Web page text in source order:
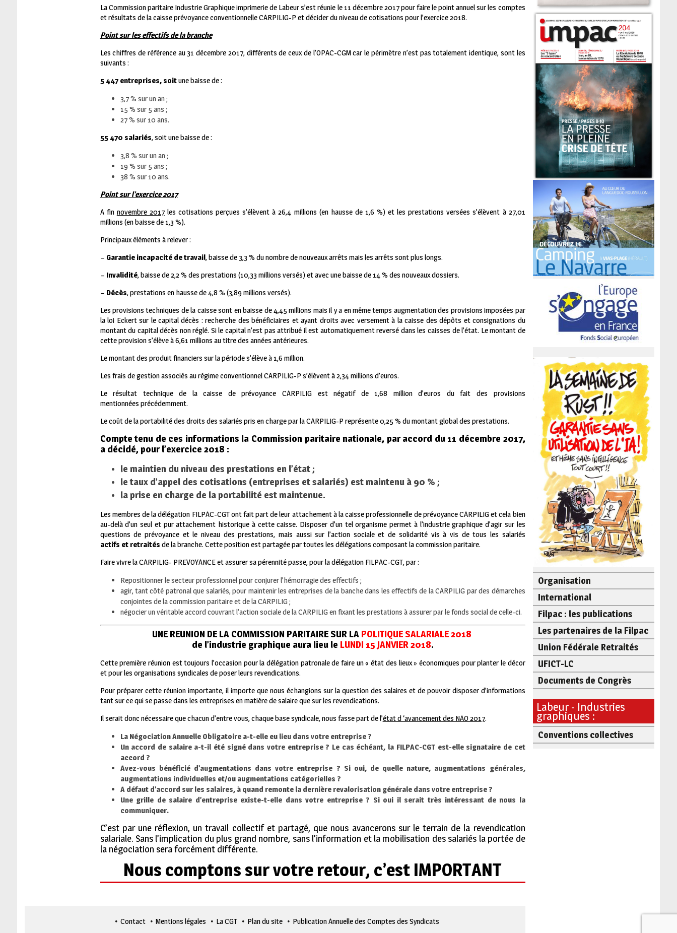
La Commission paritaire Industrie Graphique imprimerie de Labeur s’est réunie le 11 décembre 2017 pour faire le point annuel sur les comptes
et résultats de la caisse prévoyance conventionnelle CARPILIG-P et décider du niveau de cotisations pour l’exercice 2018.
Point sur les effectifs de la branche
Les chiffres de référence au 31 décembre 2017, différents de ceux de l’OPAC-CGM car le périmètre n’est pas totalement identique, sont les
suivants :
5 447 entreprises, soitune baisse de :
3,7 % sur un an ;
15 % sur 5 ans ;
27 % sur 10 ans.
55 470 salariés, soit une baisse de :
3,8 % sur un an ;
19 % sur 5 ans ;
38 % sur 10 ans.
Point sur l’exercice 2017
A fin novembre 2017les cotisations perçues s’élèvent à 26,4 millions (en hausse de 1,6 %) et les prestations versées s’élèvent à 27,01
millions (en baisse de 1,3 %).
Principaux éléments à relever :
– Garantie incapacité de travail, baisse de 3,3 % du nombre de nouveaux arrêts mais les arrêts sont plus longs.
– Invalidité, baisse de 2,2 % des prestations (10,33 millions versés) et avec une baisse de 14 % des nouveaux dossiers.
– Décès, prestations en hausse de 4,8 % (3,89 millions versés).
Les provisions techniques de la caisse sont en baisse de 4,45 millions mais il y a en même temps augmentation des provisions imposées par
la loi Eckert sur le capital décès : recherche des bénéficiaires et ayant droits avec versement à la caisse des dépôts et consignations du
montant du capital décès non réglé. Si le capital n’est pas attribué il est automatiquement reversé dans les caisses de l’état. Le montant de
cette provision s’élève à 6,61 millions au titre des années antérieures.
Le montant des produit financiers sur la période s’élève à 1,6 million.
Les frais de gestion associés au régime conventionnel CARPILIG-P s’élèvent à 2,34 millions d’euros.
Le résultat technique de la caisse de prévoyance CARPILIG est négatif de 1,68 million d’euros du fait des provisions
mentionnées précédemment.
Le coût de la portabilité des droits des salariés pris en charge par la CARPILIG-P représente 0,25 % du montant global des prestations.
Compte tenu de ces informations la Commission paritaire nationale, par accord du 11 décembre 2017,
a décidé, pour l’exercice 2018 :
le maintien du niveau des prestations en l’état ;
le taux d’appel des cotisations (entreprises et salariés) est maintenu à 90 % ;
la prise en charge de la portabilité est maintenue.
Les membres de la délégation FILPAC-CGT ont fait part de leur attachement à la caisse professionnelle de prévoyance CARPILIG et cela bien
au-delà d’un seul et pur attachement historique à cette caisse. Disposer d’un tel organisme permet à l’industrie graphique d’agir sur les
questions de prévoyance et le niveau des prestations, mais aussi sur l’action sociale et de solidarité vis à vis de tous les salariés
actifs et retraités de la branche. Cette position est partagée par toutes les délégations composant la commission paritaire.
Faire vivre la CARPILIG- PREVOYANCE et assurer sa pérennité passe, pour la délégation FILPAC-CGT, par :
Repositionner le secteur professionnel pour conjurer l’hémorragie des effectifs ;
agir, tant côté patronal que salariés, pour maintenir les entreprises de la banche dans les effectifs de la CARPILIG par des démarches
conjointes de la commission paritaire et de la CARPILIG ;
négocier un véritable accord couvrant l’action sociale de la CARPILIG en fixant les prestations à assurer par le fonds social de celle-ci.
UNE REUNION DE LA COMMISSION PARITAIRE SUR LA POLITIQUE SALARIALE 2018
de l’industrie graphique aura lieu le LUNDI 15 JANVIER 2018.
Cette première réunion est toujours l’occasion pour la délégation patronale de faire un « état des lieux » économiques pour planter le décor
et pour les organisations syndicales de poser leurs revendications.
Pour préparer cette réunion importante, il importe que nous échangions sur la question des salaires et de pouvoir disposer d’informations
tant sur ce qui se passe dans les entreprises en matière de salaire que sur les revendications.
Il serait donc nécessaire que chacun d’entre vous, chaque base syndicale, nous fasse part de l’état d ‘avancement des NAO 2017.
La Négociation Annuelle Obligatoire a-t-elle eu lieu dans votre entreprise ?
Un accord de salaire a-t-il été signé dans votre entreprise ? Le cas échéant, la FILPAC-CGT est-elle signataire de cet
accord ?
Avez-vous bénéficié d’augmentations dans votre entreprise ? Si oui, de quelle nature, augmentations générales,
augmentations individuelles et/ou augmentations catégorielles ?
A défaut d’accord sur les salaires, à quand remonte la dernière revalorisation générale dans votre entreprise ?
Une grille de salaire d’entreprise existe-t-elle dans votre entreprise ? Si oui il serait très intéressant de nous la
communiquer.
C’est par une réflexion, un travail collectif et partagé, que nous avancerons sur le terrain de la revendication
salariale. Sans l’implication du plus grand nombre, sans l’information et la mobilisation des salariés la portée de
la négociation sera forcément différente.
Nous comptons sur votre retour, c’est IMPORTANT
Contact Mentions légales La CGT Plan du site
Publication Annuelle des Comptes des Syndicats
Organisation
International
Filpac : les publications
Les partenaires de la Filpac
Union Fédérale Retraités
UFICT-LC
Documents de Congrès
Labeur - Industries
graphiques :
Conventions collectives